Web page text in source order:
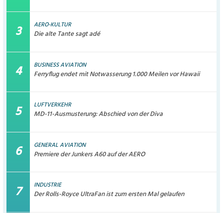
AERO-KULTUR
Die alte Tante sagt adé
BUSINESS AVIATION
Ferryflug endet mit Notwasserung 1.000 Meilen vor Hawaii
LUFTVERKEHR
MD-11-Ausmusterung: Abschied von der Diva
GENERAL AVIATION
Premiere der Junkers A60 auf der AERO
INDUSTRIE
Der Rolls-Royce UltraFan ist zum ersten Mal gelaufen